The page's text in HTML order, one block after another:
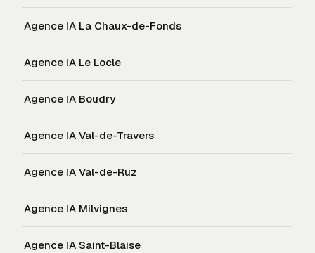
Agence IA La Chaux-de-Fonds
Agence IA Le Locle
Agence IA Boudry
Agence IA Val-de-Travers
Agence IA Val-de-Ruz
Agence IA Milvignes
Agence IA Saint-Blaise